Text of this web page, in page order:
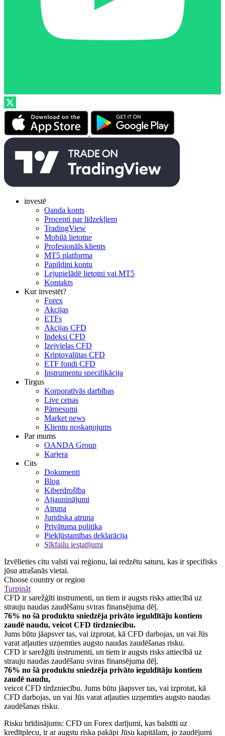
investē
Oanda konts
Procenti par līdzekļiem
TradingView
Mobilā lietotne
Profesionāls klients
MT5 platforma
Papildini kontu
Lejupielādē lietotni vai MT5
Kontakts
Kur investēt?
Forex
Akcijas
ETFs
Akcijas CFD
Indeksi CFD
Izejvielas CFD
Kriptovalūtas CFD
ETF fondi CFD
Instrumentu specifikācija
Tirgus
Korporatīvās darbības
Live cenas
Pārnesumi
Market news
Klientu noskaņojums
Par mums
OANDA Group
Karjera
Cits
Dokumenti
Blog
Kiberdrošība
Atjauninājumi
Atruna
Juridiska atruna
Privātuma politika
Piekļūstamības deklarācija
Sīkfailu iestatījumi
Izvēlieties citu valsti vai reģionu, lai redzētu saturu, kas ir specifisks
jūsu atrašanās vietai.
Choose country or region
Turpināt
CFD ir sarežģīti instrumenti, un tiem ir augsts risks attiecībā uz
strauju naudas zaudēšanu sviras finansējuma dēļ.
76% no šā produktu sniedzēja privāto ieguldītāju kontiem
zaudē naudu, veicot CFD tirdzniecību.
Jums būtu jāapsver tas, vai izprotat, kā CFD darbojas, un vai Jūs
varat atļauties uzņemties augsto naudas zaudēšanas risku.
CFD ir sarežģīti instrumenti, un tiem ir augsts risks attiecībā uz
strauju naudas zaudēšanu sviras finansējuma dēļ.
76% no šā produktu sniedzēja privāto ieguldītāju kontiem
zaudē naudu,
veicot CFD tirdzniecību. Jums būtu jāapsver tas, vai izprotat, kā
CFD darbojas, un vai Jūs varat atļauties uzņemties augsto naudas
zaudēšanas risku.
Risku brīdinājums: CFD un Forex darījumi, kas balstīti uz
kredītplecu, ir ar augstu riska pakāpi Jūsu kapitālam, jo zaudējumi